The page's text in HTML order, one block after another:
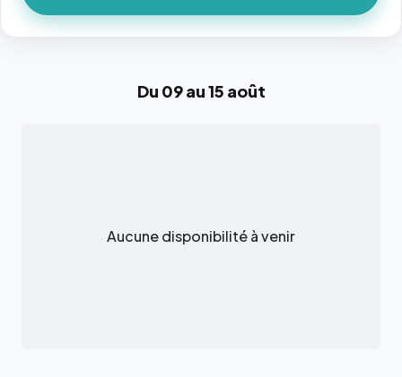
Du 09 au 15 août
Aucune disponibilité à venir